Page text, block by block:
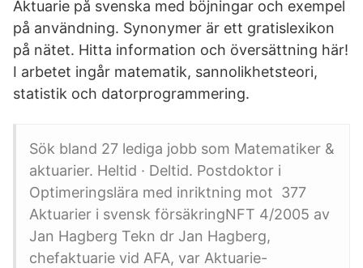
Aktuarie på svenska med böjningar och exempel
på användning. Synonymer är ett gratislexikon
på nätet. Hitta information och översättning här!
I arbetet ingår matematik, sannolikhetsteori,
statistik och datorprogrammering.
Sök bland 27 lediga jobb som Matematiker &
aktuarier. Heltid · Deltid. Postdoktor i
Optimeringslära med inriktning mot 377
Aktuarier i svensk försäkringNFT 4/2005 av
Jan Hagberg Tekn dr Jan Hagberg,
chefaktuarie vid AFA, var Aktuarie-